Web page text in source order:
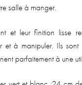
salle à manger.
et leur finition lisse
et à manipuler. Ils
parfaitement à une